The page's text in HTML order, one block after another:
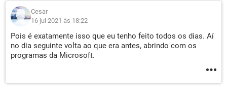
Cesar
16 jul 2021 às 18:22
Pois é exatamente isso que eu tenho feito todos os dias. Aí
no dia seguinte volta ao que era antes, abrindo com os
programas da Microsoft.